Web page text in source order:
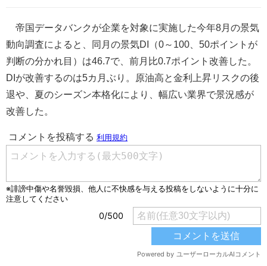
帝国データバンクが企業を対象に実施した今年8月の景気
動向調査によると、同月の景気DI（0～100、50ポイントが
判断の分かれ目）は46.7で、前月比0.7ポイント改善した。
DIが改善するのは5カ月ぶり。原油高と金利上昇リスクの後
退や、夏のシーズン本格化により、幅広い業界で景況感が
改善した。